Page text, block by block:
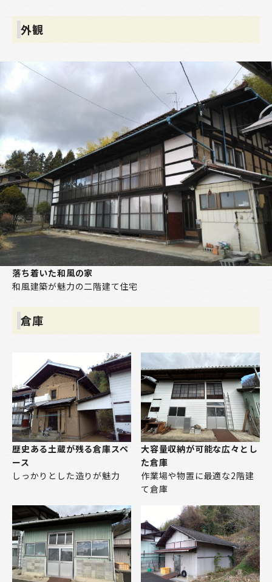
外観
落ち着いた和風の家
和風建築が魅力の二階建て住宅
倉庫
歴史ある土蔵が残る倉庫スペ
ース
しっかりとした造りが魅力
大容量収納が可能な広々とし
た倉庫
作業場や物置に最適な2階建
て倉庫